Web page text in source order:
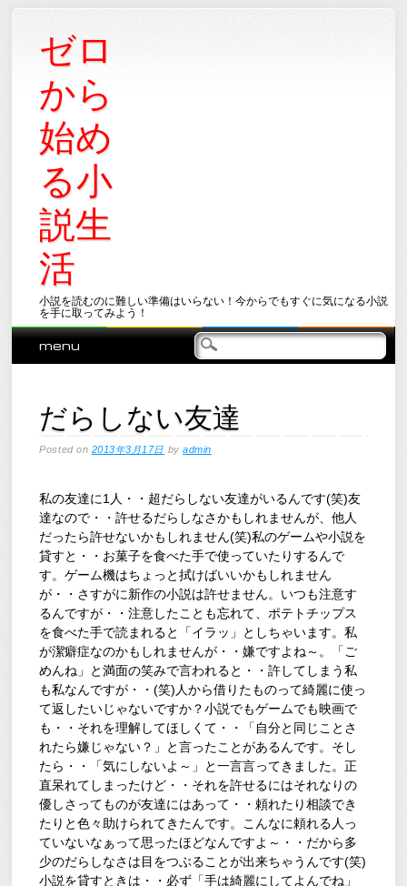
ゼロ
から
始め
る小
説生
活
小説を読むのに難しい準備はいらない！今からでもすぐに気になる小説
を手に取ってみよう！
Main menu
Skip
menu
だらしない友達
Posted on 2013年3月17日 byadmin
私の友達に1人・・超だらしない友達がいるんです(笑)友
達なので・・許せるだらしなさかもしれませんが、他人
だったら許せないかもしれません(笑)私のゲームや小説を
貸すと・・お菓子を食べた手で使っていたりするんで
す。ゲーム機はちょっと拭けばいいかもしれません
が・・さすがに新作の小説は許せません。いつも注意す
るんですが・・注意したことも忘れて、ポテトチップス
を食べた手で読まれると「イラッ」としちゃいます。私
が潔癖症なのかもしれませんが・・嫌ですよね～。「ご
めんね」と満面の笑みで言われると・・許してしまう私
も私なんですが・・(笑)人から借りたものって綺麗に使っ
て返したいじゃないですか？小説でもゲームでも映画で
も・・それを理解してほしくて・・「自分と同じことさ
れたら嫌じゃない？」と言ったことがあるんです。そし
たら・・「気にしないよ～」と一言言ってきました。正
直呆れてしまったけど・・それを許せるにはそれなりの
優しさってものが友達にはあって・・頼れたり相談でき
たりと色々助けられてきたんです。こんなに頼れる人っ
ていないなぁって思ったほどなんですよ～・・だから多
少のだらしなさは目をつぶることが出来ちゃうんです(笑)
小説を貸すときは・・必ず「手は綺麗にしてよんでね」